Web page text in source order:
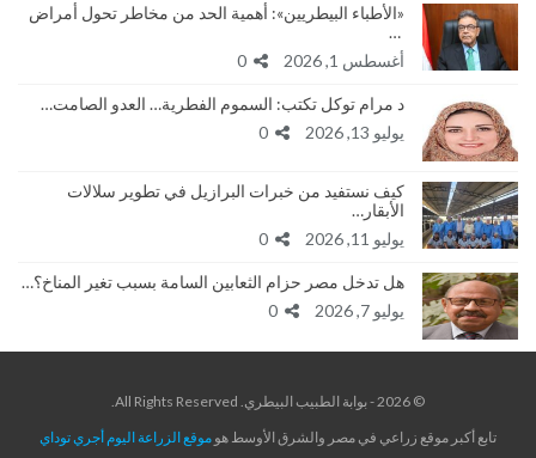
«الأطباء البيطريين»: أهمية الحد من مخاطر تحول أمراض
…
أغسطس 1, 2026
د مرام توكل تكتب: السموم الفطرية… العدو الصامت…
يوليو 13, 2026
كيف نستفيد من خبرات البرازيل في تطوير سلالات
الأبقار…
يوليو 11, 2026
هل تدخل مصر حزام الثعابين السامة بسبب تغير المناخ؟…
يوليو 7, 2026
© 2026 - بوابة الطبيب البيطري. All Rights Reserved.
تابع أكبر موقع زراعي في مصر والشرق الأوسط هو موقع الزراعة اليوم أجري توداي